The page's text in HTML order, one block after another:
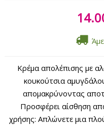
Κρέμα απολέπισης με
κουκούτσια
απομακρύνοντας
Προσφέρει αίσθηση
χρήσης: Απλώνετε μια